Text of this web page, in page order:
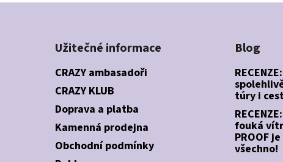
Užitečné informace
CRAZY ambasadoři
CRAZY KLUB
Doprava a platba
Kamenná prodejna
Obchodní podmínky
Blog
túry i
fouká
PROOF
všechno!